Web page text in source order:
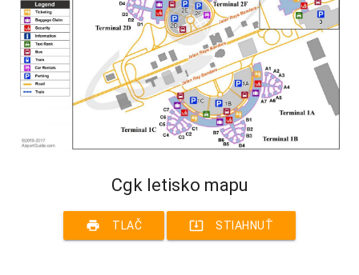
Cgk letisko mapu
print TLAČ system_update_alt STIAHNUŤ